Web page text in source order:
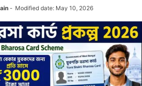
- Modified date: May 10, 2026